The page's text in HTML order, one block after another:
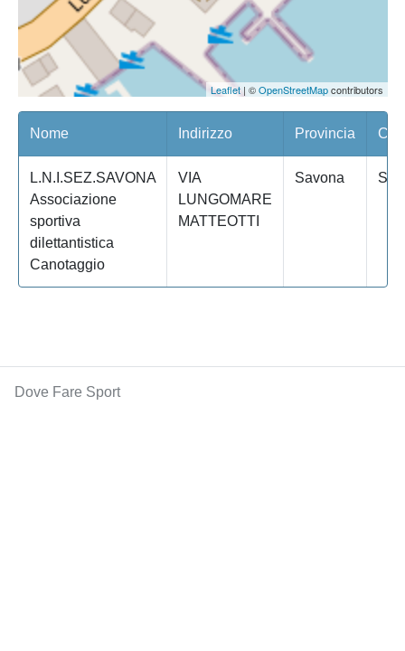
Leaflet| ©OpenStreetMapcontributors
Nome Indirizzo Provincia
L.N.I.SEZ.SAVONA
Associazione
sportiva
dilettantistica
Canotaggio
VIA
LUNGOMARE
MATTEOTTI
Savona
Dove Fare Sport